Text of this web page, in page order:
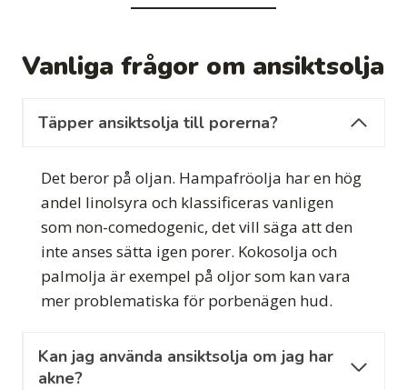
Vanliga frågor om ansiktsolja
Täpper ansiktsolja till porerna?
Det beror på oljan. Hampafröolja har en hög
andel linolsyra och klassificeras vanligen
som non-comedogenic, det vill säga att den
inte anses sätta igen porer. Kokosolja och
palmolja är exempel på oljor som kan vara
mer problematiska för porbenägen hud.
Kan jag använda ansiktsolja om jag har
akne?